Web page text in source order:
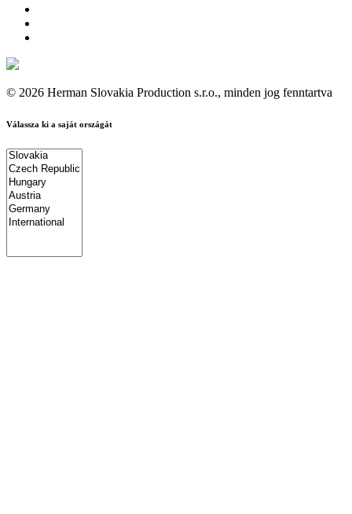
© 2026 Herman Slovakia Production s.r.o., minden jog fenntartva
Válassza ki a saját országát